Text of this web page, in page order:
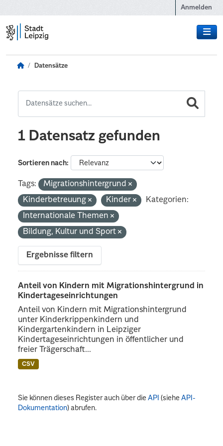
Anmelden
Datensätze
1 Datensatz gefunden
Sortieren nach
Tags:
Migrationshintergrund
Kinderbetreuung
Kinder
Kategorien:
Internationale Themen
Bildung, Kultur und Sport
Ergebnisse filtern
Anteil von Kindern mit Migrationshintergrund in
Kindertageseinrichtungen
Anteil von Kindern mit Migrationshintergrund
unter Kinderkrippenkindern und
Kindergartenkindern in Leipziger
Kindertageseinrichtungen in öffentlicher und
freier Trägerschaft...
CSV
Sie können dieses Register auch über dieAPI (sieheAPI-
Dokumentation) abrufen.